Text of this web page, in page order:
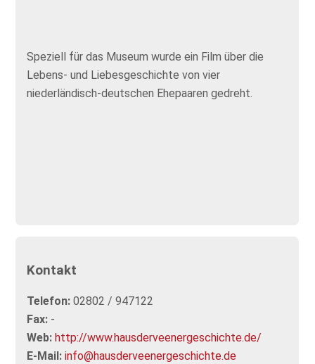
Speziell für das Museum wurde ein Film über die
Lebens- und Liebesgeschichte von vier
niederländisch-deutschen Ehepaaren gedreht.
Kontakt
Telefon: 02802 / 947122
Fax: -
Web: http://www.hausderveenergeschichte.de/
E-Mail: info@hausderveenergeschichte.de